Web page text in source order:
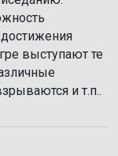
выступают те
и т.п..